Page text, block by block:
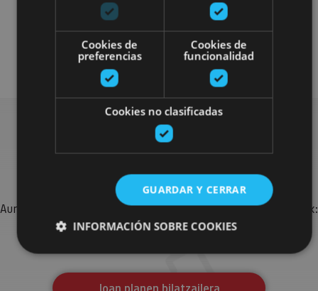
Senderismo y montaña
Visitas guiadas
Bilatu plan gehiago
Aurkitu zure bidaia Nafarroan osatzeko planak eta iradokizunak:
jarduera antolatuak, bisitak eta agendaren ekitaldi
Joan planen bilatzailera
Cookies de
preferencias
Cookies de
funcionalidad
Cookies no clasificadas
GUARDAR Y CERRAR
INFORMACIÓN SOBRE COOKIES
Cookies estrictamente necesarias